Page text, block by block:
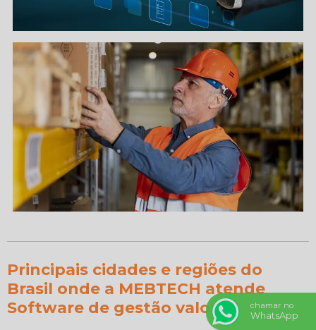
Principais cidades e regiões do
Brasil onde a MEBTECH atende
Software de gestão valor:
chamar no
WhatsApp